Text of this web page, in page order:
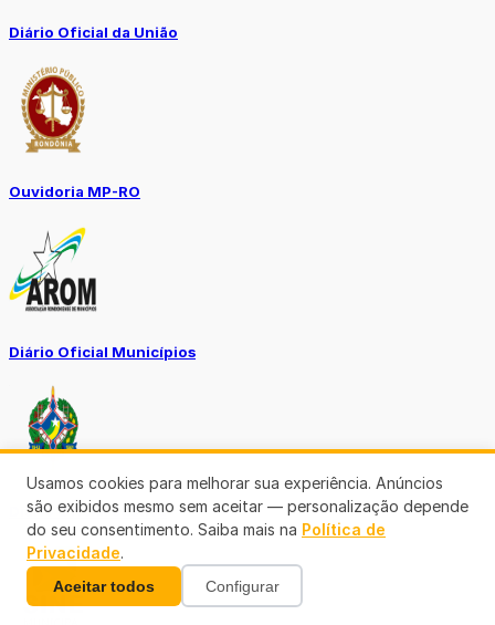
Diário Oficial da União
Ouvidoria MP-RO
Diário Oficial Municípios
Diario Oficial Justiça
Usamos cookies para melhorar sua experiência. Anúncios
são exibidos mesmo sem aceitar — personalização depende
do seu consentimento. Saiba mais na Política de
Privacidade.
Aceitar todos Configurar